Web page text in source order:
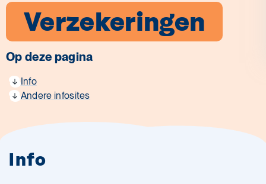
Verzekeringen
Op deze pagina
Info
Andere infosites
Info